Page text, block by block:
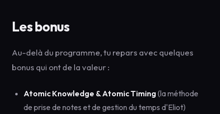
Les bonus
Au-delà du programme, tu repars avec quelques
bonus qui ont de la valeur :
Atomic Knowledge & Atomic Timing (la méthode
de prise de notes et de gestion du temps d'Eliot)